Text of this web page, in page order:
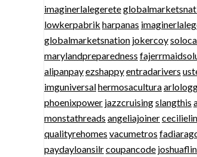
imaginerlalegerete
lowkerpabrik harpanas
globalmarketsnation jokercoy
marylandpreparedness
alipanpayezshappyentradarivers
imguniversalhermosacultura
phoenixpower jazzcruisingslangthis
monstathreads angeliajoiner
qualityrehomes vacumetros
paydayloansilrcoupancode